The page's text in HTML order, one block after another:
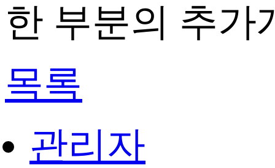
한 부분의 추가
목록
관리자